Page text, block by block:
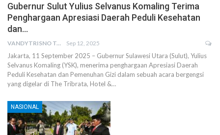
Gubernur Sulut Yulius Selvanus Komaling Terima
Penghargaan Apresiasi Daerah Peduli Kesehatan
dan…
VANDYTRISNO TALUMEPA Sep 12, 2025
Jakarta, 11 September 2025 – Gubernur Sulawesi Utara (Sulut), Yulius
Selvanus Komaling (YSK), menerima penghargaan Apresiasi Daerah
Peduli Kesehatan dan Pemenuhan Gizi dalam sebuah acara bergengsi
yang digelar di The Tribrata, Hotel &…
NASIONAL